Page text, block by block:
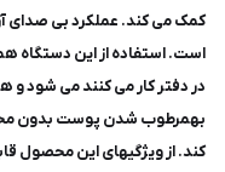
کمک می کند. عملکرد بی صدای
است. استفاده از این دستگاه
در دفتر کار می کنند می شود و
بهمرطوب شدن پوست بدون
کند. از ویژگیهای این محصول